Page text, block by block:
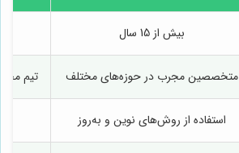
بیش از 15 سال
متخصصین مجرب در حوزه‌های مختلف تیم
استفاده از روش‌های نوین و به‌روز